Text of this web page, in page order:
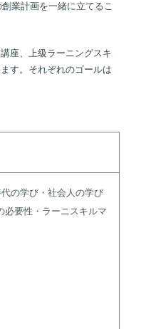
業計画を一緒に立てるこ
座、上級ラーニングスキ
す。それぞれのゴールは
の学び・社会人の学び
必要性・ラーニスキルマ